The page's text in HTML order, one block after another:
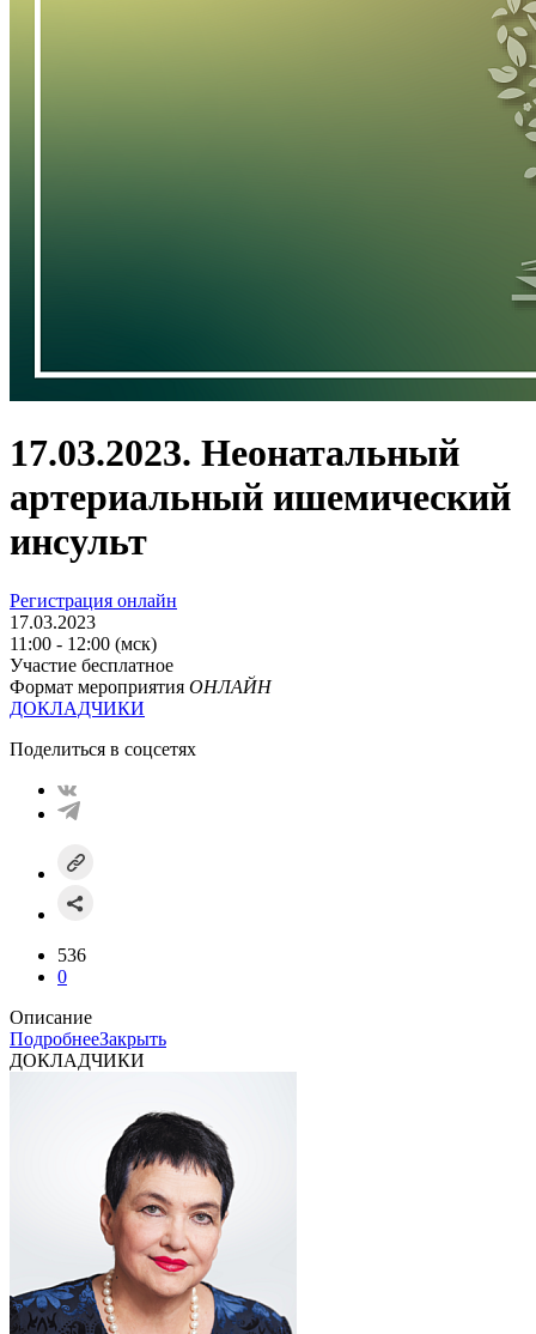
17.03.2023. Неонатальный
артериальный ишемический
инсульт
Регистрация онлайн
17.03.2023
11:00 - 12:00 (мск)
Участие бесплатное
Формат мероприятия ОНЛАЙН
ДОКЛАДЧИКИ
Поделиться в соцсетях
536
0
Описание
ПодробнееЗакрыть
ДОКЛАДЧИКИ